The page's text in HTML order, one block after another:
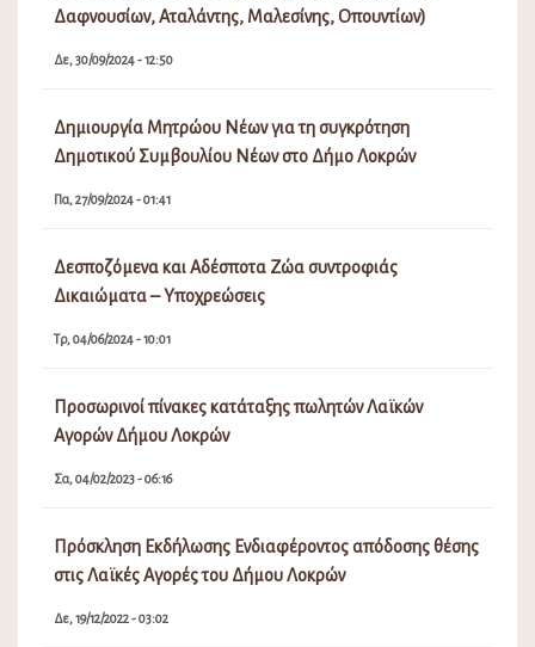
Δαφνουσίων, Αταλάντης, Μαλεσίνης, Οπουντίων)
Δε, 30/09/2024 - 12:50
Δημιουργία Μητρώου Νέων για τη συγκρότηση
Δημοτικού Συμβουλίου Νέων στο Δήμο Λοκρών
Πα, 27/09/2024 - 01:41
Δεσποζόμενα και Αδέσποτα Ζώα συντροφιάς
Δικαιώματα – Υποχρεώσεις
Τρ, 04/06/2024 - 10:01
Προσωρινοί πίνακες κατάταξης πωλητών Λαϊκών
Αγορών Δήμου Λοκρών
Σα, 04/02/2023 - 06:16
Πρόσκληση Εκδήλωσης Ενδιαφέροντος απόδοσης θέσης
στις Λαϊκές Αγορές του Δήμου Λοκρών
Δε, 19/12/2022 - 03:02